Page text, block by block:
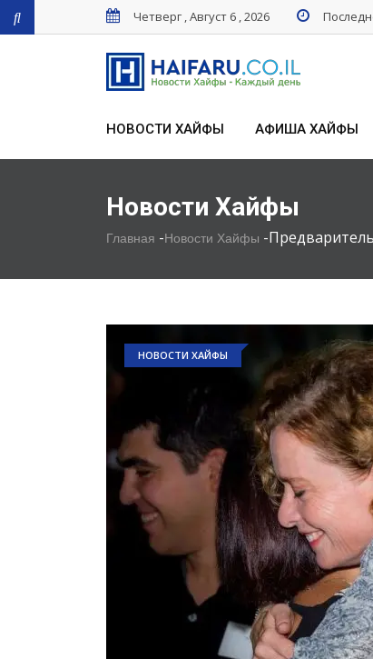
Четверг , Август 6 , 2026
НОВОСТИ ХАЙФЫ АФИША ХАЙФЫ
Новости Хайфы
Главная -Новости Хайфы -
НОВОСТИ ХАЙФЫ